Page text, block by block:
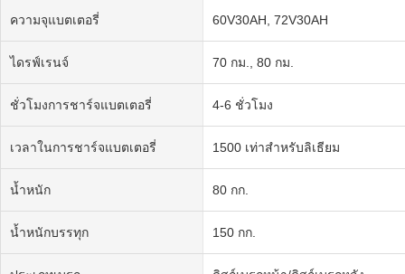
ความจุแบตเตอรี่ 60V30AH, 72V30AH
ไดรฟ์เรนจ์ 70 กม., 80 กม.
ชั่วโมงการชาร์จแบตเตอรี่ 4-6 ชั่วโมง
เวลาในการชาร์จแบตเตอรี่ 1500 เท่าสำหรับลิเธียม
น้ำหนัก 80 กก.
น้ำหนักบรรทุก 150 กก.